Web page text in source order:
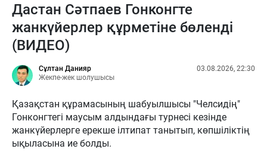
Дастан Сәтпаев Гонконгте
жанкүйерлер құрметіне бөленді
(ВИДЕО)
Сұлтан Данияр
Жекпе-жек шолушысы
03.08.2026, 22:30
Қазақстан құрамасының шабуылшысы "Челсидің"
Гонконгтегі маусым алдындағы турнесі кезінде
жанкүйерлерге ерекше ілтипат танытып, көпшіліктің
ықыласына ие болды.